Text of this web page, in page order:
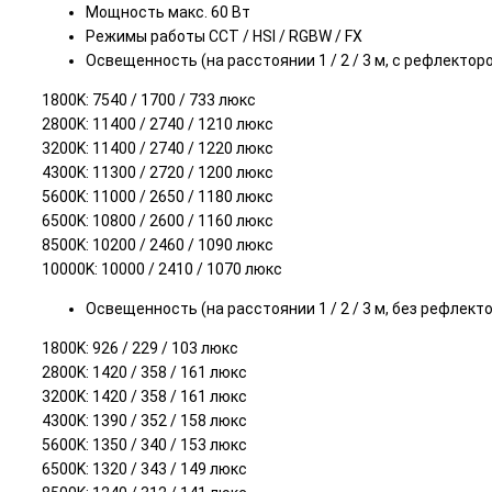
Мощность макс. 60 Вт
Режимы работы CCT / HSI / RGBW / FX
Освещенность (на расстоянии 1 / 2 / 3 м, с
1800K: 7540 / 1700 / 733 люкс
2800K: 11400 / 2740 / 1210 люкс
3200K: 11400 / 2740 / 1220 люкс
4300K: 11300 / 2720 / 1200 люкс
5600K: 11000 / 2650 / 1180 люкс
6500K: 10800 / 2600 / 1160 люкс
8500K: 10200 / 2460 / 1090 люкс
10000K: 10000 / 2410 / 1070 люкс
Освещенность (на расстоянии 1 / 2 / 3 м, без
1800K: 926 / 229 / 103 люкс
2800K: 1420 / 358 / 161 люкс
3200K: 1420 / 358 / 161 люкс
4300K: 1390 / 352 / 158 люкс
5600K: 1350 / 340 / 153 люкс
6500K: 1320 / 343 / 149 люкс